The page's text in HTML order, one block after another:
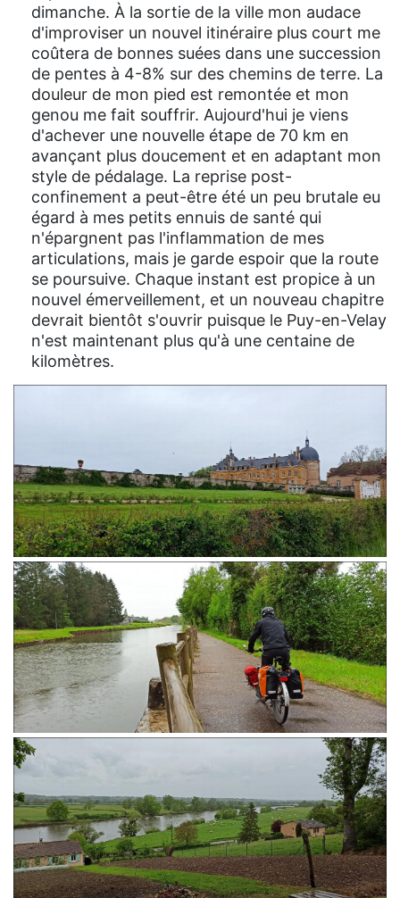
dimanche. À la sortie de la ville mon audace
d'improviser un nouvel itinéraire plus court me
coûtera de bonnes suées dans une succession
de pentes à 4-8% sur des chemins de terre. La
douleur de mon pied est remontée et mon
genou me fait souffrir. Aujourd'hui je viens
d'achever une nouvelle étape de 70 km en
avançant plus doucement et en adaptant mon
style de pédalage. La reprise post-
confinement a peut-être été un peu brutale eu
égard à mes petits ennuis de santé qui
n'épargnent pas l'inflammation de mes
articulations, mais je garde espoir que la route
se poursuive. Chaque instant est propice à un
nouvel émerveillement, et un nouveau chapitre
devrait bientôt s'ouvrir puisque le Puy-en-Velay
n'est maintenant plus qu'à une centaine de
kilomètres.